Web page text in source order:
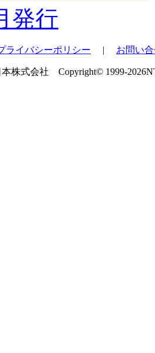
発行
ライバシーポリシー | お問い
本株式会社 Copyright© 1999-